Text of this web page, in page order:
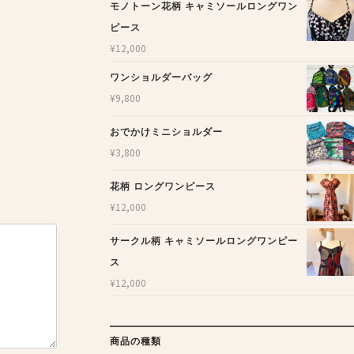
モノトーン花柄 キャミソールロングワン
ピース
¥12,000
ワンショルダーバッグ
¥9,800
おでかけミニショルダー
¥3,800
花柄 ロングワンピース
¥12,000
サークル柄 キャミソールロングワンピー
ス
¥12,000
商品の種類